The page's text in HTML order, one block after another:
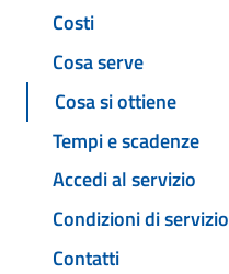
Costi
Cosa serve
Cosa si ottiene
Tempi e scadenze
Accedi al servizio
Condizioni di servizio
Contatti